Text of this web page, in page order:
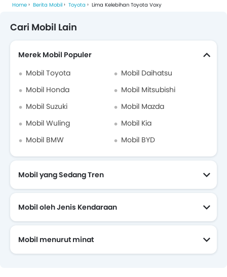
Home Berita Mobil Toyota Lima Kelebihan Toyota Voxy
Cari Mobil Lain
Merek Mobil Populer
Mobil Toyota
Mobil Daihatsu
Mobil Honda
Mobil Mitsubishi
Mobil Suzuki
Mobil Mazda
Mobil Wuling
Mobil Kia
Mobil BMW
Mobil BYD
Mobil yang Sedang Tren
Mobil oleh Jenis Kendaraan
Mobil menurut minat